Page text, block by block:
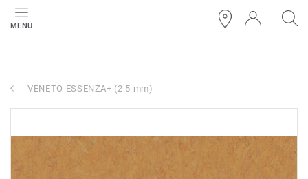
MENU
VENETO ESSENZA+ (2.5 mm)